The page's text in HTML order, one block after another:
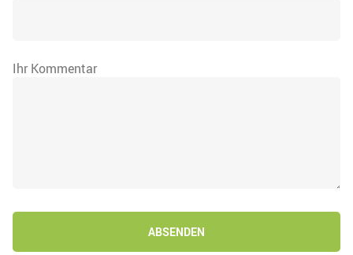
Ihr Kommentar
ABSENDEN